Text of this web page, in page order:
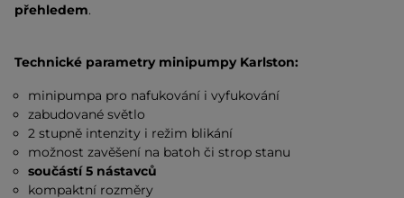
přehledem.
Technické parametry minipumpy Karlston:
minipumpa pro nafukování i vyfukování
zabudované světlo
2 stupně intenzity i režim blikání
možnost zavěšení na batoh či strop stanu
součástí 5 nástavců
kompaktní rozměry